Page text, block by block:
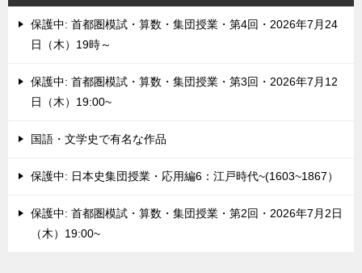
保護中: 首都圏模試・算数・集団授業・第4回・2026年7月24
日（木）19時～
保護中: 首都圏模試・算数・集団授業・第3回・2026年7月12
日（木）19:00~
国語・文学史で有名な作品
保護中: 日本史集団授業・応用編6：江戸時代~(1603~1867）
保護中: 首都圏模試・算数・集団授業・第2回・2026年7月2日
（木）19:00~